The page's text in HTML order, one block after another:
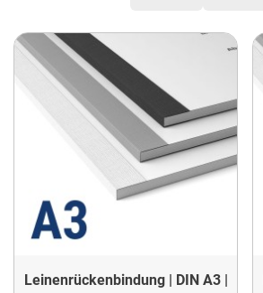
Leinenrückenbindung | DIN A3 |